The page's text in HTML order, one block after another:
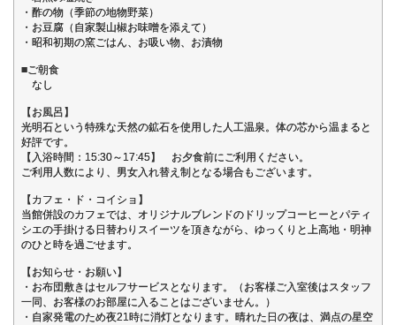
・酢の物（季節の地物野菜）
・お豆腐（自家製山椒お味噌を添えて）
・昭和初期の窯ごはん、お吸い物、お漬物
■ご朝食
なし
【お風呂】
光明石という特殊な天然の鉱石を使用した人工温泉。体の芯から温まると
好評です。
【入浴時間：15:30～17:45】 お夕食前にご利用ください。
ご利用人数により、男女入れ替え制となる場合もございます。
【カフェ・ド・コイショ】
当館併設のカフェでは、オリジナルブレンドのドリップコーヒーとパティ
シエの手掛ける日替わりスイーツを頂きながら、ゆっくりと上高地・明神
のひと時を過ごせます。
【お知らせ・お願い】
・お布団敷きはセルフサービスとなります。（お客様ご入室後はスタッフ
一同、お客様のお部屋に入ることはございません。）
・自家発電のため夜21時に消灯となります。晴れた日の夜は、満点の星空